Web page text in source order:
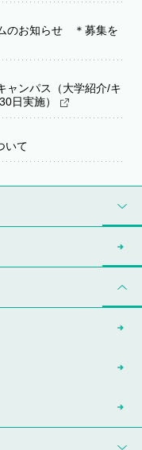
のお知らせ ＊募集を
ャンパス（大学紹介/キ
日実施）
いて